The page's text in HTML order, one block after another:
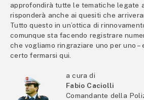
approfondirà tutte le tematiche legate
risponderà anche ai quesiti che
Tutto questo in un’ottica di
comunque sta facendo registrare
che vogliamo ringraziare uno per uno –
certo fermarsi qui.
a cura di
Fabio Caciolli
Comandante della